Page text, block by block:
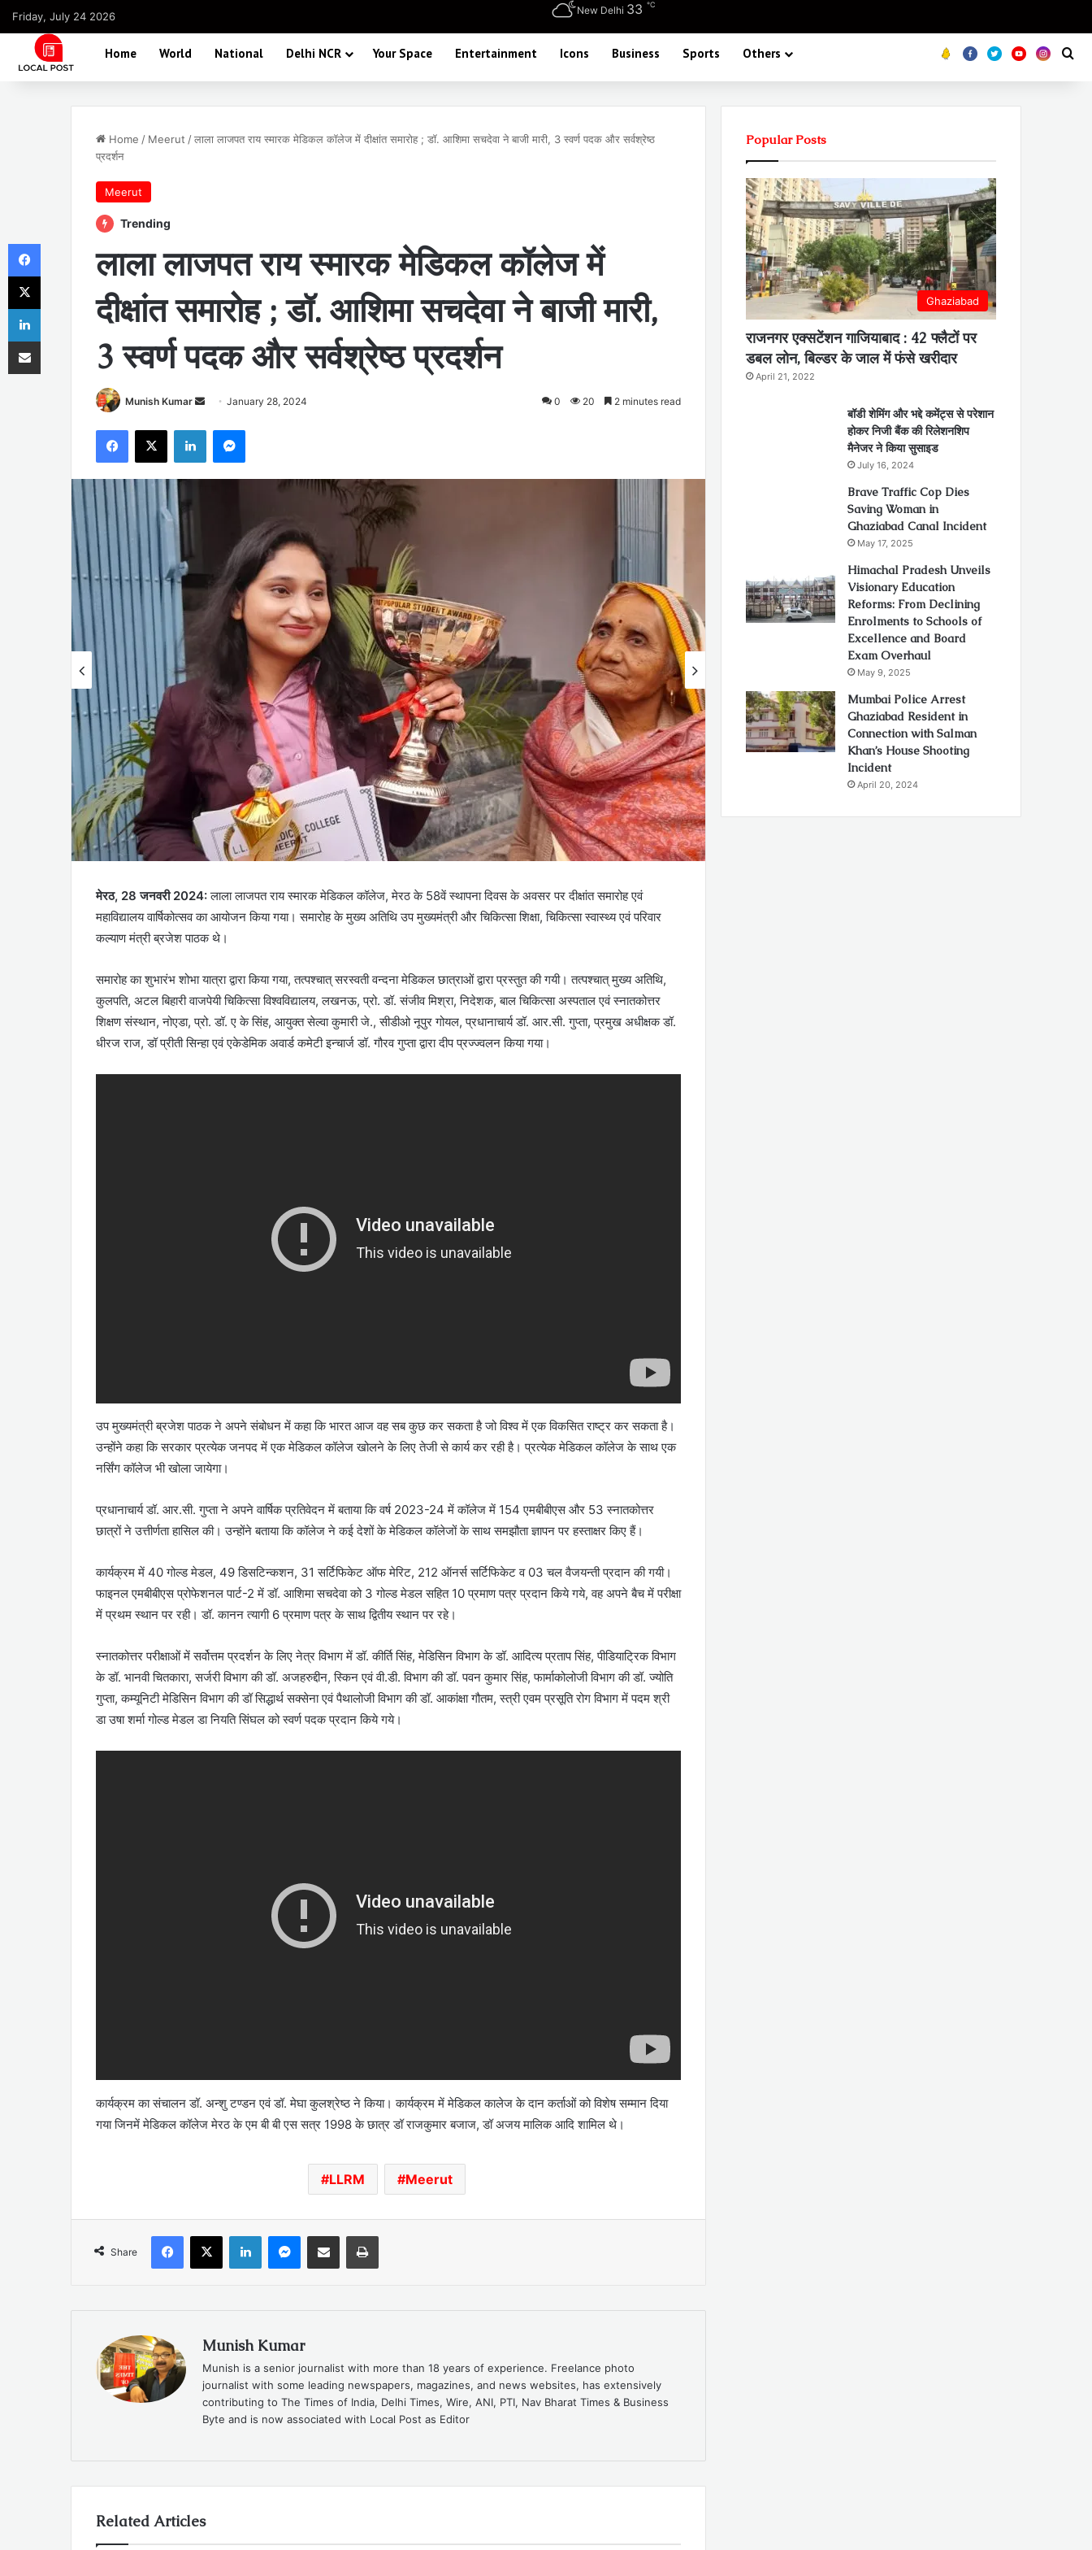
Friday, July 24 2026 New Delhi 33 ℃
Home World National Delhi NCR Your Space Entertainment Icons Business Sports Others Koo FB TwitterYoutube
Home / Meerut /लाला लाजपत राय स्मारक मेडिकल कॉलेज में दीक्षांत समारोह ; डॉ. आशिमा सचदेवा ने बाजी मारी, 3 स्वर्ण पदक और सर्वश्रेष्ठ
प्रदर्शन
Meerut
Trending
लाला लाजपत राय स्मारक मेडिकल कॉलेज में
दीक्षांत समारोह ; डॉ. आशिमा सचदेवा ने बाजी मारी,
3 स्वर्ण पदक और सर्वश्रेष्ठ प्रदर्शन
Munish Kumar
Send
email
January 28, 2024 0 20 2 minutes read
Facebook
X LinkedInMessenger
मेरठ, 28 जनवरी 2024:लाला लाजपत राय स्मारक मेडिकल कॉलेज, मेरठ के 58वें स्थापना दिवस के अवसर पर दीक्षांत समारोह एवं
महाविद्यालय वार्षिकोत्सव का आयोजन किया गया। समारोह के मुख्य अतिथि उप मुख्यमंत्री और चिकित्सा शिक्षा, चिकित्सा स्वास्थ्य एवं परिवार
कल्याण मंत्री ब्रजेश पाठक थे।
समारोह का शुभारंभ शोभा यात्रा द्वारा किया गया, तत्पश्चात् सरस्वती वन्दना मेडिकल छात्राओं द्वारा प्रस्तुत की गयी। तत्पश्चात् मुख्य अतिथि,
कुलपति, अटल बिहारी वाजपेयी चिकित्सा विश्वविद्यालय, लखनऊ, प्रो. डॉ. संजीव मिश्रा, निदेशक, बाल चिकित्सा अस्पताल एवं स्नातकोत्तर
शिक्षण संस्थान, नोएडा, प्रो. डॉ. ए के सिंह, आयुक्त सेल्वा कुमारी जे., सीडीओ नूपुर गोयल, प्रधानाचार्य डॉ. आर.सी. गुप्ता, प्रमुख अधीक्षक डॉ.
धीरज राज, डॉ प्रीती सिन्हा एवं एकेडेमिक अवार्ड कमेटी इन्चार्ज डॉ. गौरव गुप्ता द्वारा दीप प्रज्ज्वलन किया गया।
उप मुख्यमंत्री ब्रजेश पाठक ने अपने संबोधन में कहा कि भारत आज वह सब कुछ कर सकता है जो विश्व में एक विकसित राष्ट्र कर सकता है।
उन्होंने कहा कि सरकार प्रत्येक जनपद में एक मेडिकल कॉलेज खोलने के लिए तेजी से कार्य कर रही है। प्रत्येक मेडिकल कॉलेज के साथ एक
नर्सिंग कॉलेज भी खोला जायेगा।
प्रधानाचार्य डॉ. आर.सी. गुप्ता ने अपने वार्षिक प्रतिवेदन में बताया कि वर्ष 2023-24 में कॉलेज में 154 एमबीबीएस और 53 स्नातकोत्तर
छात्रों ने उत्तीर्णता हासिल की। उन्होंने बताया कि कॉलेज ने कई देशों के मेडिकल कॉलेजों के साथ समझौता ज्ञापन पर हस्ताक्षर किए हैं।
कार्यक्रम में 40 गोल्ड मेडल, 49 डिसटिन्कशन, 31 सर्टिफिकेट ऑफ मेरिट, 212 ऑनर्स सर्टिफिकेट व 03 चल वैजयन्ती प्रदान की गयी।
फाइनल एमबीबीएस प्रोफेशनल पार्ट-2 में डॉ. आशिमा सचदेवा को 3 गोल्ड मेडल सहित 10 प्रमाण पत्र प्रदान किये गये, वह अपने बैच में परीक्षा
में प्रथम स्थान पर रही। डॉ. कानन त्यागी 6 प्रमाण पत्र के साथ द्वितीय स्थान पर रहे।
स्नातकोत्तर परीक्षाओं में सर्वोत्तम प्रदर्शन के लिए नेत्र विभाग में डॉ. कीर्ति सिंह, मेडिसिन विभाग के डॉ. आदित्य प्रताप सिंह, पीडियाट्रिक विभाग
के डॉ. भानवी चितकारा, सर्जरी विभाग की डॉ. अजहरुद्दीन, स्किन एवं वी.डी. विभाग की डॉ. पवन कुमार सिंह, फार्माकोलोजी विभाग की डॉ. ज्योति
गुप्ता, कम्यूनिटी मेडिसिन विभाग की डॉ सिद्धार्थ सक्सेना एवं पैथालोजी विभाग की डॉ. आकांक्षा गौतम, स्त्री एवम प्रसूति रोग विभाग में पदम श्री
डा उषा शर्मा गोल्ड मेडल डा नियति सिंघल को स्वर्ण पदक प्रदान किये गये।
कार्यक्रम का संचालन डॉ. अन्शु टण्डन एवं डॉ. मेघा कुलश्रेष्ठ ने किया। कार्यक्रम में मेडिकल कालेज के दान कर्ताओं को विशेष सम्मान दिया
गया जिनमें मेडिकल कॉलेज मेरठ के एम बी बी एस सत्र 1998 के छात्र डॉ राजकुमार बजाज, डॉ अजय मालिक आदि शामिल थे।
LLRM Meerut
Share
Facebook
X LinkedInMessenger
Share via Email Print
Munish Kumar
Munish is a senior journalist with more than 18 years of experience. Freelance photo
journalist with some leading newspapers, magazines, and news websites, has extensively
contributing to The Times of India, Delhi Times, Wire, ANI, PTI, Nav Bharat Times & Business
Byte and is now associated with Local Post as Editor
Related Articles
Popular Posts
Ghaziabad
राजनगर एक्सटेंशन गाजियाबाद : 42 फ्लैटों पर
डबल लोन, बिल्डर के जाल में फंसे खरीदार
April 21, 2022
बॉडी शेमिंग और भद्दे कमेंट्स से परेशान
होकर निजी बैंक की रिलेशनशिप
मैनेजर ने किया सुसाइड
July 16, 2024
Brave Traffic Cop Dies
Saving Woman in
Ghaziabad Canal Incident
May 17, 2025
Himachal Pradesh Unveils
Visionary Education
Reforms: From Declining
Enrolments to Schools of
Excellence and Board
Exam Overhaul
May 9, 2025
Mumbai Police Arrest
Ghaziabad Resident in
Connection with Salman
Khan’s House Shooting
Incident
April 20, 2024
Facebook
X
LinkedIn
Share via Email